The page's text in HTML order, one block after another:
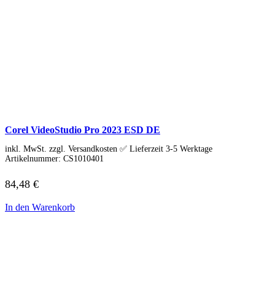
Corel VideoStudio Pro 2023 ESD DE
inkl. MwSt. zzgl. Versandkosten ✅ Lieferzeit 3-5 Werktage
Artikelnummer: CS1010401
84,48 €
In den Warenkorb